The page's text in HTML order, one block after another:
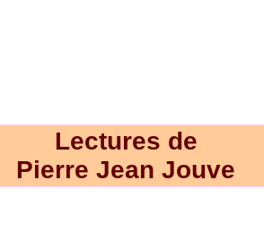
Lectures de
Pierre Jean Jouve